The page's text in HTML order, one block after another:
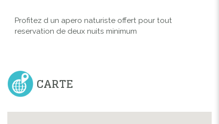
Profitez d un apero naturiste offert pour tout
reservation de deux nuits minimum
CARTE